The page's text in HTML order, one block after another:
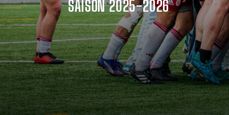
SAISON 2025-2026